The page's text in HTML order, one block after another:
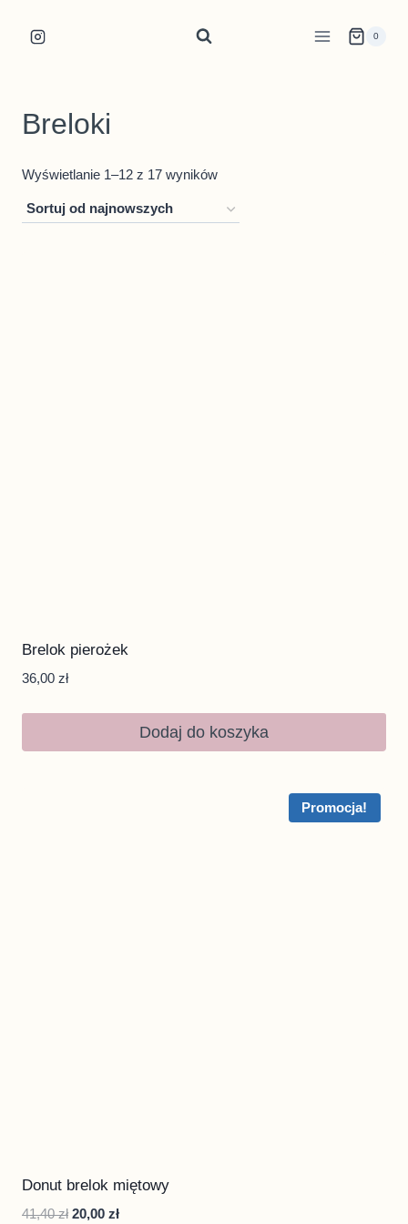
0
Breloki
Wyświetlanie 1–12 z 17 wynikówPosortowane
najnowszych
Brelok pierożek
36,00 zł
Dodaj do koszyka
Promocja!
Donut brelok miętowy
41,40zł Pierwotna
20,00 złAktualna